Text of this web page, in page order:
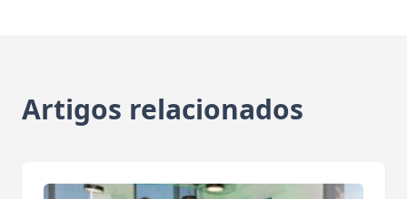
Artigos relacionados